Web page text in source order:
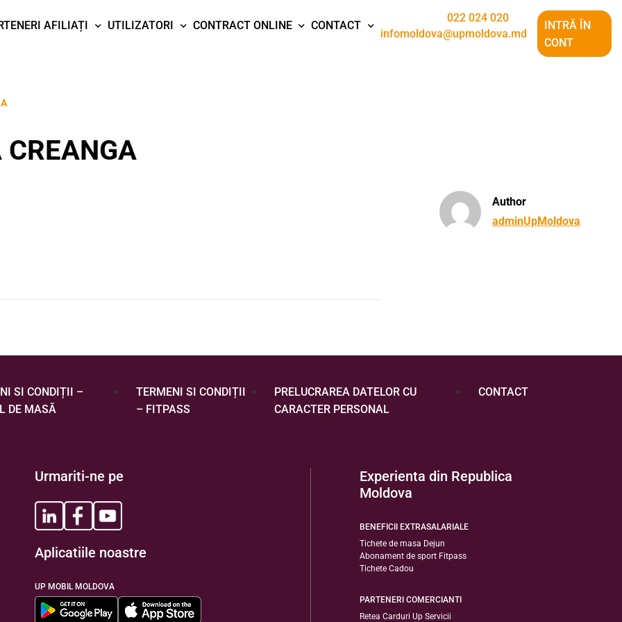
AFILIAȚI UTILIZATORI CONTRACT ONLINE CONTACT
022 024 020
infomoldova@upmoldova.md
INTRĂ ÎN
CONT
Author
adminUpMoldova
SI CONDIȚII –
DE MASĂ
TERMENI SI CONDIȚII
– FITPASS
PRELUCRAREA DATELOR CU
CARACTER PERSONAL
CONTACT
Urmariti-ne pe
Aplicatiile noastre
UP MOBIL MOLDOVA
Experienta din Republica
Moldova
BENEFICII EXTRASALARIALE
Tichete de masa Dejun
Abonament de sport Fitpass
Tichete Cadou
PARTENERI COMERCIANTI
Retea Carduri Up Servicii